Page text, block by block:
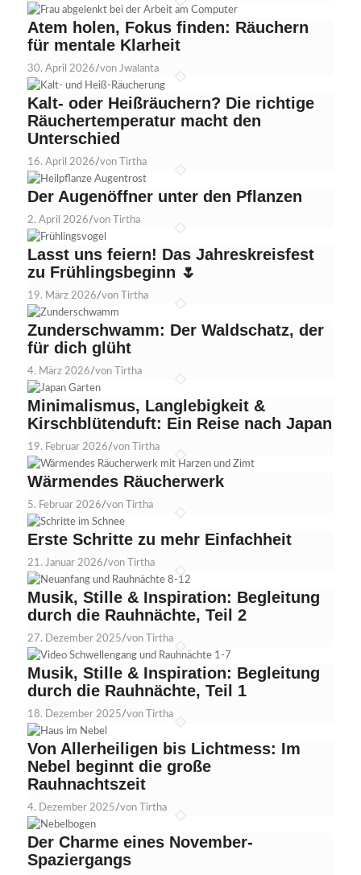
Atem holen, Fokus finden: Räuchern
für mentale Klarheit
30. April 2026/von Jwalanta
Kalt- oder Heißräuchern? Die richtige
Räuchertemperatur macht den
Unterschied
16. April 2026/von Tirtha
Der Augenöffner unter den Pflanzen
2. April 2026/von Tirtha
Lasst uns feiern! Das Jahreskreisfest
zu Frühlingsbeginn 🌷
19. März 2026/von Tirtha
Zunderschwamm: Der Waldschatz, der
für dich glüht
4. März 2026/von Tirtha
Minimalismus, Langlebigkeit &
Kirschblütenduft: Ein Reise nach Japan
19. Februar 2026/von Tirtha
Wärmendes Räucherwerk
5. Februar 2026/von Tirtha
Erste Schritte zu mehr Einfachheit
21. Januar 2026/von Tirtha
Musik, Stille & Inspiration: Begleitung
durch die Rauhnächte, Teil 2
27. Dezember 2025/von Tirtha
Musik, Stille & Inspiration: Begleitung
durch die Rauhnächte, Teil 1
18. Dezember 2025/von Tirtha
Von Allerheiligen bis Lichtmess: Im
Nebel beginnt die große
Rauhnachtszeit
4. Dezember 2025/von Tirtha
Der Charme eines November-
Spaziergangs